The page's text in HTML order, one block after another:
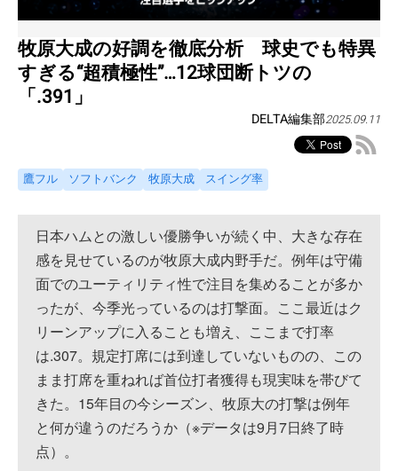
牧原大成の好調を徹底分析 球史でも特異
すぎる“超積極性”…12球団断トツの
「.391」
DELTA編集部2025.09.11
鷹フル ソフトバンク 牧原大成 スイング率
日本ハムとの激しい優勝争いが続く中、大きな存在
感を見せているのが牧原大成内野手だ。例年は守備
面でのユーティリティ性で注目を集めることが多か
ったが、今季光っているのは打撃面。ここ最近はク
リーンアップに入ることも増え、ここまで打率
は.307。規定打席には到達していないものの、この
まま打席を重ねれば首位打者獲得も現実味を帯びて
きた。15年目の今シーズン、牧原大の打撃は例年
と何が違うのだろうか（※データは9月7日終了時
点）。